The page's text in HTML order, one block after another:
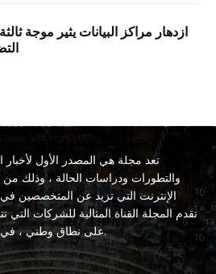
ازدهار مراكز البيانات يثير موجة
تعد مجلة هي المصدر الأول لأخبار
والتطورات ودراسات الحالة ، وذلك من
الإنترنت التي تزيد عن المتخصصين
تقدم المجلة القناة المثالية للشركات
على نطاق وطني ، في شكل أعمال تجارية بالكامل.